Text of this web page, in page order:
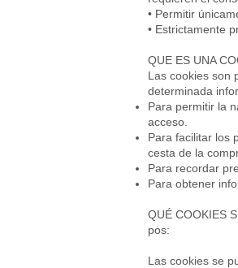
• Permitir
• Estrictamente
QUE ES UNA
Las cookies son
determinada
Para permitir la
acceso.
Para facilitar los
cesta de la
Para recordar
Para obtener
QUÉ COOKIES
pos:
Las cookies se